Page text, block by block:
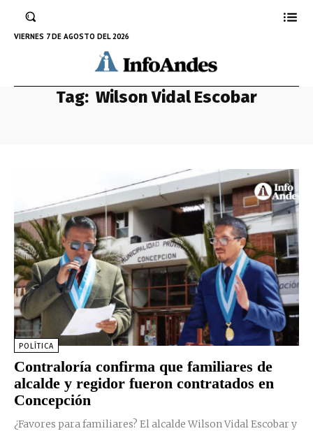
VIERNES 7 DE AGOSTO DEL 2026
Tag: Wilson Vidal Escobar
POLÍTICA
Contraloría confirma que familiares de
alcalde y regidor fueron contratados en
Concepción
¿Favores para familiares? El alcalde Wilson Vidal Escobar y